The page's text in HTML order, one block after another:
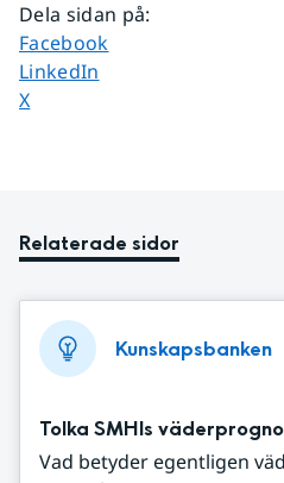
Dela sidan på:
Dela sidan på
Facebook
Dela sidan på
LinkedIn
Dela sidan på
X
Relaterade sidor
Kunskapsbanken
Tolka SMHIs
Vad betyder egentligen